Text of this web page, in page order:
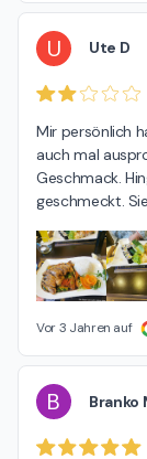
U Ute D
Mir persönlich
auch mal
Geschmack.
geschmeckt.
Vor 3 Jahren auf
B Branko